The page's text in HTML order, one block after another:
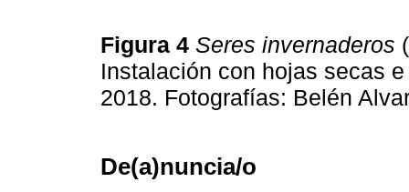
Figura 4 Seres invernaderos
Instalación con hojas secas
2018. Fotografías: Belén
De(a)nuncia/o